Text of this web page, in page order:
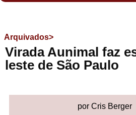
Arquivados>
Virada Aunimal faz
leste de São Paulo
por Cris Berger